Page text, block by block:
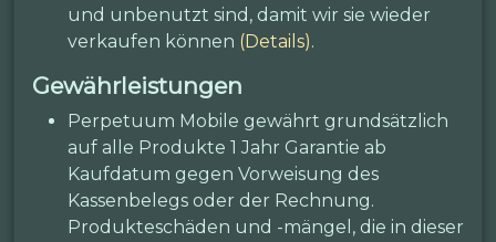
und unbenutzt sind, damit wir sie wieder
verkaufen können (Details).
Gewährleistungen
Perpetuum Mobile gewährt grundsätzlich
auf alle Produkte 1 Jahr Garantie ab
Kaufdatum gegen Vorweisung des
Kassenbelegs oder der Rechnung.
Produkteschäden und -mängel, die in dieser